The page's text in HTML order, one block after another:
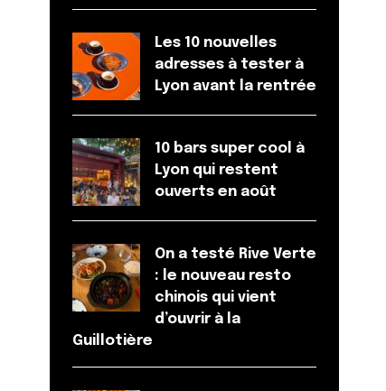
Les 10 nouvelles
adresses à tester à
Lyon avant la rentrée
10 bars super cool à
Lyon qui restent
ouverts en août
On a testé Rive Verte
: le nouveau resto
chinois qui vient
d’ouvrir à la
Guillotière